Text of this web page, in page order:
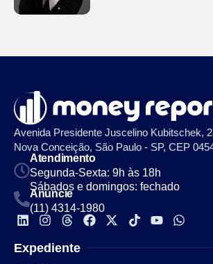
Avenida Presidente Juscelino Kubitschek,
Nova Conceição, São Paulo - SP, CEP
Atendimento
Segunda-Sexta: 9h às 18h
Sábados e domingos: fechado
Anuncie
(11) 4314-1980
Expediente